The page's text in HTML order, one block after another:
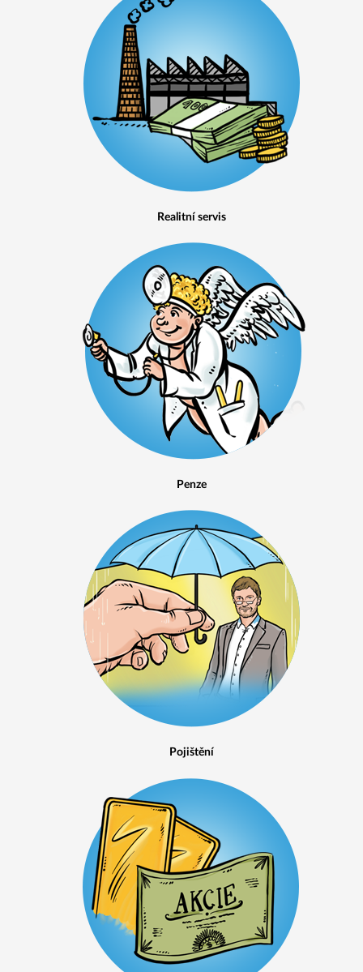
Realitní servis
Penze
Pojištění